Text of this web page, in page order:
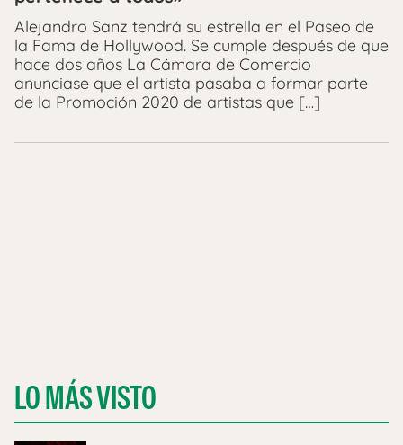
Alejandro Sanz tendrá su estrella en el Paseo de
la Fama de Hollywood. Se cumple después de que
hace dos años La Cámara de Comercio
anunciase que el artista pasaba a formar parte
de la Promoción 2020 de artistas que […]
LO MÁS VISTO